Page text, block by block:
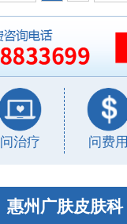
问治疗 问费用
惠州广肤皮肤科